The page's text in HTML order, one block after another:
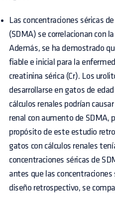
Las concentraciones séricas
(SDMA) se correlacionan con
Además, se ha demostrado
fiable e inicial para la
creatinina sérica (Cr). Los
desarrollarse en gatos de
cálculos renales podrían
renal con aumento de SDMA,
propósito de este estudio
gatos con cálculos renales
concentraciones séricas de
antes que las concentraciones
diseño retrospectivo, se